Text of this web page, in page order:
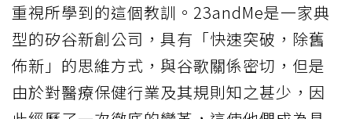
重視所學到的這個教訓。23andMe是一家典
型的矽谷新創公司，具有「快速突破，除舊
佈新」的思維方式，與谷歌關係密切，但是
由於對醫療保健行業及其規則知之甚少，因